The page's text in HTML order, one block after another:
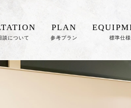
談について
PLAN
参考プラン 標準仕様